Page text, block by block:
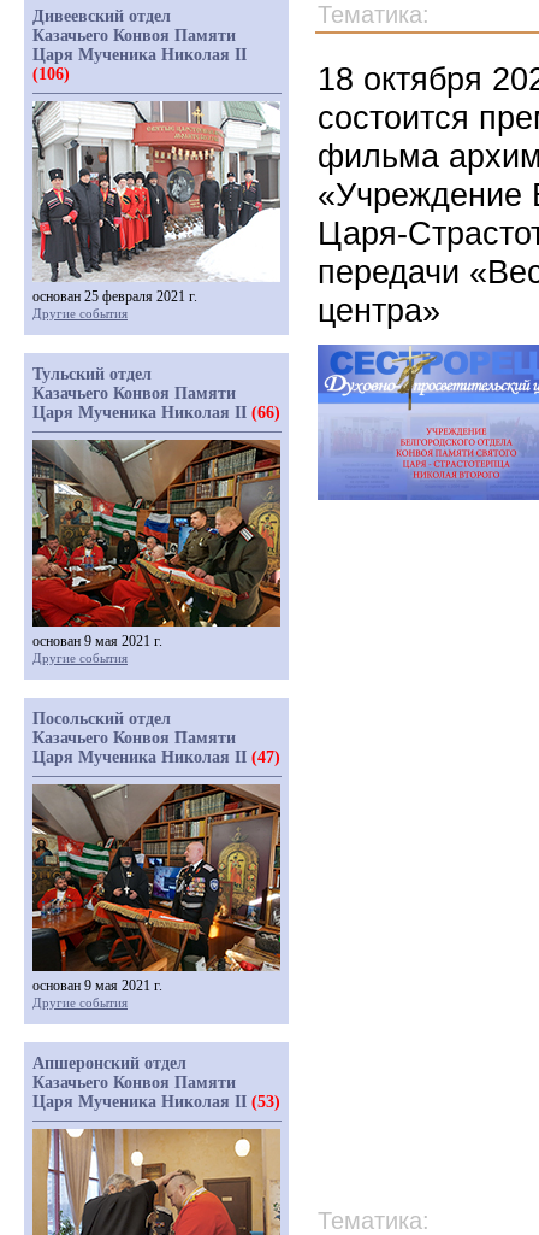
Тематика:
18 октября
состоится
фильма
«Учреждение
Царя-
передачи
центра»
Тематика:
Дивеевский отдел
Казачьего Конвоя Памяти
Царя Мученика Николая II
(106)
основан 25 февраля 2021 г.
Другие события
Тульский отдел
Казачьего Конвоя Памяти
Царя Мученика Николая II (66)
основан 9 мая 2021 г.
Другие события
Посольский отдел
Казачьего Конвоя Памяти
Царя Мученика Николая II (47)
основан 9 мая 2021 г.
Другие события
Апшеронский отдел
Казачьего Конвоя Памяти
Царя Мученика Николая II (53)